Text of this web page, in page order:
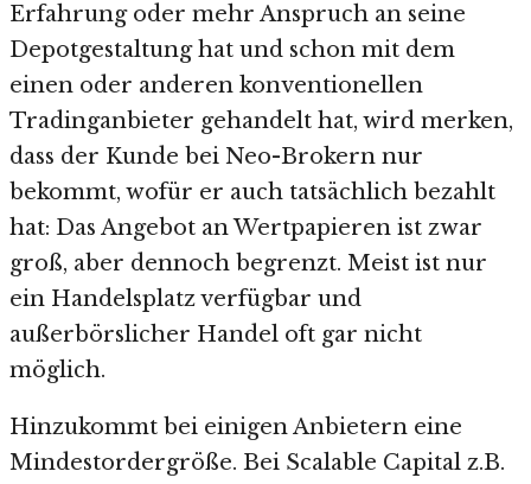
Erfahrung oder mehr Anspruch an seine
Depotgestaltung hat und schon mit dem
einen oder anderen konventionellen
Tradinganbieter gehandelt hat, wird merken,
dass der Kunde bei Neo-Brokern nur
bekommt, wofür er auch tatsächlich bezahlt
hat: Das Angebot an Wertpapieren ist zwar
groß, aber dennoch begrenzt. Meist ist nur
ein Handelsplatz verfügbar und
außerbörslicher Handel oft gar nicht
möglich.
Hinzukommt bei einigen Anbietern eine
Mindestordergröße. Bei Scalable Capital z.B.